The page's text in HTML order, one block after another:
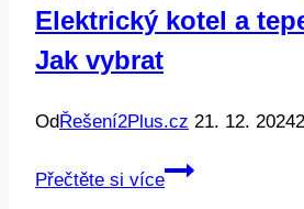
všechno
Elektrický kotel a
Jak vybrat
Od Řešení2Plus.cz 21. 12. 2024
Přečtěte si více
Elektrický